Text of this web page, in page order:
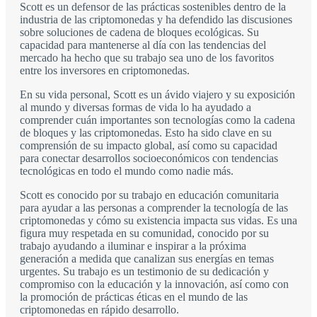
Scott es un defensor de las prácticas sostenibles dentro de la
industria de las criptomonedas y ha defendido las discusiones
sobre soluciones de cadena de bloques ecológicas. Su
capacidad para mantenerse al día con las tendencias del
mercado ha hecho que su trabajo sea uno de los favoritos
entre los inversores en criptomonedas.
En su vida personal, Scott es un ávido viajero y su exposición
al mundo y diversas formas de vida lo ha ayudado a
comprender cuán importantes son tecnologías como la cadena
de bloques y las criptomonedas. Esto ha sido clave en su
comprensión de su impacto global, así como su capacidad
para conectar desarrollos socioeconómicos con tendencias
tecnológicas en todo el mundo como nadie más.
Scott es conocido por su trabajo en educación comunitaria
para ayudar a las personas a comprender la tecnología de las
criptomonedas y cómo su existencia impacta sus vidas. Es una
figura muy respetada en su comunidad, conocido por su
trabajo ayudando a iluminar e inspirar a la próxima
generación a medida que canalizan sus energías en temas
urgentes. Su trabajo es un testimonio de su dedicación y
compromiso con la educación y la innovación, así como con
la promoción de prácticas éticas en el mundo de las
criptomonedas en rápido desarrollo.